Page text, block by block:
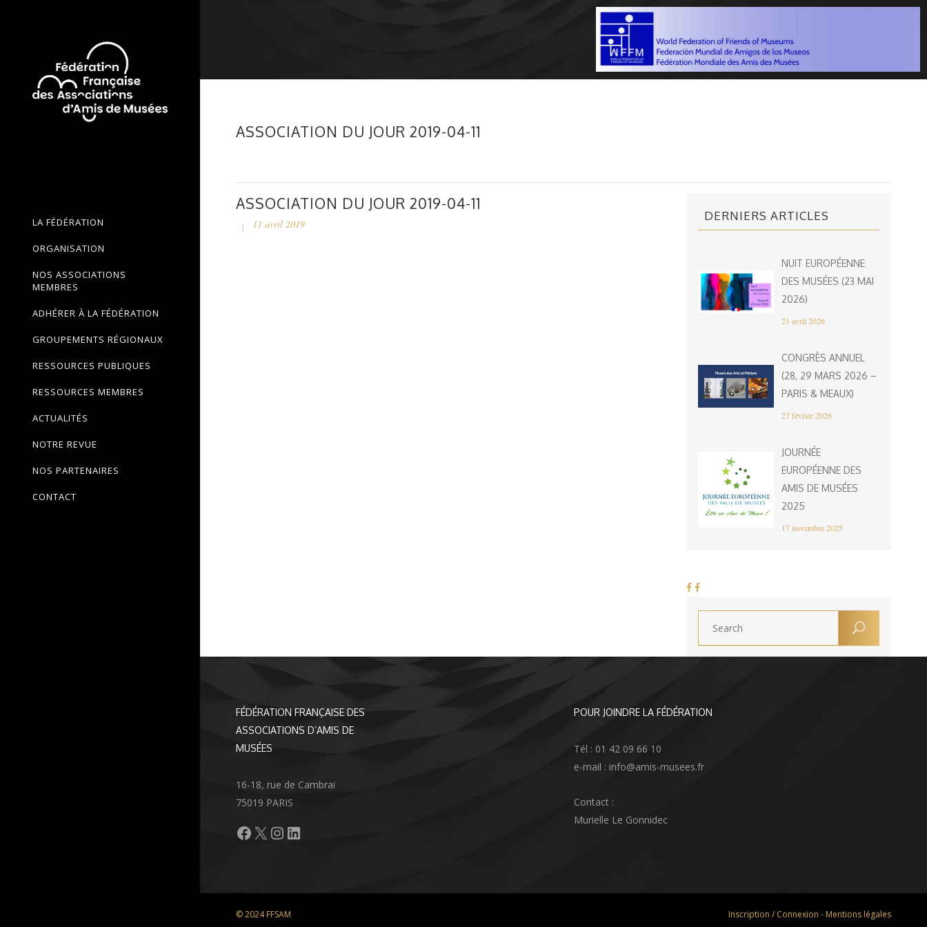
LA FÉDÉRATION
ORGANISATION
NOS ASSOCIATIONS
MEMBRES
ADHÉRER À LA FÉDÉRATION
GROUPEMENTS RÉGIONAUX
RESSOURCES PUBLIQUES
RESSOURCES MEMBRES
ACTUALITÉS
NOTRE REVUE
NOS PARTENAIRES
CONTACT
ASSOCIATION DU JOUR 2019-04-11
ASSOCIATION DU JOUR 2019-04-11
11 avril 2019
DERNIERS ARTICLES
NUIT EUROPÉENNE
DES MUSÉES (23 MAI
2026)
21 avril 2026
CONGRÈS ANNUEL
(28, 29 MARS 2026 –
PARIS & MEAUX)
27 février 2026
JOURNÉE
EUROPÉENNE DES
AMIS DE MUSÉES
2025
17 novembre 2025
FÉDÉRATION FRANÇAISE DES
ASSOCIATIONS D’AMIS DE
MUSÉES
16-18, rue de Cambrai
75019 PARIS
Facebook
X Instagram
LinkedIn
POUR JOINDRE LA FÉDÉRATION
Tél : 01 42 09 66 10
e-mail : info@amis-musees.fr
Contact :
Murielle Le Gonnidec
© 2024 FFSAM Inscription / Connexion - Mentions légales